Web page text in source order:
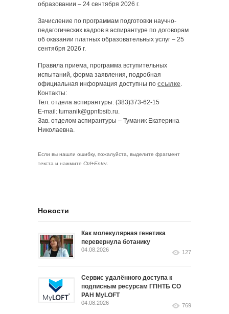
образовании – 24 сентября 2026 г.
Зачисление по программам подготовки научно-
педагогических кадров в аспирантуре по договорам
об оказании платных образовательных услуг – 25
сентября 2026 г.
Правила приема, программа вступительных
испытаний, форма заявления, подробная
официальная информация доступны по ссылке.
Контакты:
Тел. отдела аспирантуры: (383)373-62-15
E-mail: tumanik@gpntbsib.ru.
Зав. отделом аспирантуры – Туманик Екатерина
Николаевна.
Если вы нашли ошибку, пожалуйста, выделите фрагмент
текста и нажмите Ctrl+Enter.
Новости
Как молекулярная генетика
перевернула ботанику
04.08.2026 127
Сервис удалённого доступа к
подписным ресурсам ГПНТБ СО
РАН MyLOFT
04.08.2026 769